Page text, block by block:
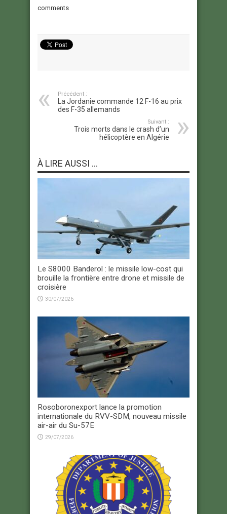
comments
Précédent :
La Jordanie commande 12 F-16 au prix
des F-35 allemands
Suivant :
Trois morts dans le crash d’un
hélicoptère en Algérie
À LIRE AUSSI ...
Le S8000 Banderol : le missile low-cost qui
brouille la frontière entre drone et missile de
croisière
30/07/2026
Rosoboronexport lance la promotion
internationale du RVV-SDM, nouveau missile
air-air du Su-57E
29/07/2026